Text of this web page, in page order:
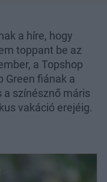
a híre, hogy
toppant be az
a Topshop
Green fiának a
a színésznő máris
vakáció erejéig.